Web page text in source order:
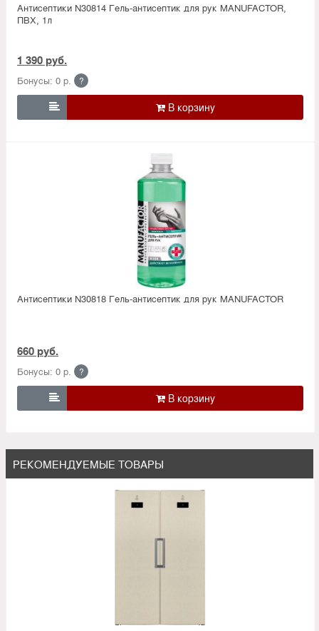
Антисептики N30814 Гель-антисептик для рук MANUFACTOR,
ПВХ, 1л
1 390 руб.
Бонусы: 0 р. ?

Антисептики N30818 Гель-антисептик для рук MANUFACTOR
660 руб.
Бонусы: 0 р. ?

РЕКОМЕНДУЕМЫЕ ТОВАРЫ